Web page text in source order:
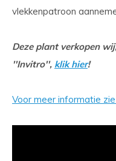
vlekkenpatroon
Deze plant verkopen
''Invitro'', klik hier!
Voor meer informatie